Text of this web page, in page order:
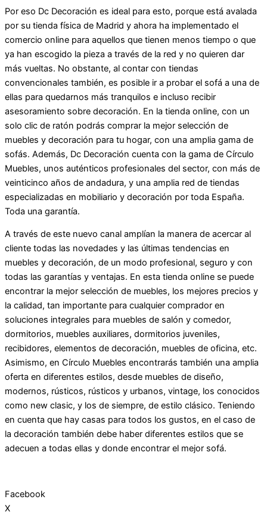
Por eso Dc Decoración es ideal para esto, porque está avalada
por su tienda física de Madrid y ahora ha implementado el
comercio online para aquellos que tienen menos tiempo o que
ya han escogido la pieza a través de la red y no quieren dar
más vueltas. No obstante, al contar con tiendas
convencionales también, es posible ir a probar el sofá a una de
ellas para quedarnos más tranquilos e incluso recibir
asesoramiento sobre decoración. En la tienda online, con un
solo clic de ratón podrás comprar la mejor selección de
muebles y decoración para tu hogar, con una amplia gama de
sofás. Además, Dc Decoración cuenta con la gama de Círculo
Muebles, unos auténticos profesionales del sector, con más de
veinticinco años de andadura, y una amplia red de tiendas
especializadas en mobiliario y decoración por toda España.
Toda una garantía.
A través de este nuevo canal amplían la manera de acercar al
cliente todas las novedades y las últimas tendencias en
muebles y decoración, de un modo profesional, seguro y con
todas las garantías y ventajas. En esta tienda online se puede
encontrar la mejor selección de muebles, los mejores precios y
la calidad, tan importante para cualquier comprador en
soluciones integrales para muebles de salón y comedor,
dormitorios, muebles auxiliares, dormitorios juveniles,
recibidores, elementos de decoración, muebles de oficina, etc.
Asimismo, en Círculo Muebles encontrarás también una amplia
oferta en diferentes estilos, desde muebles de diseño,
modernos, rústicos, rústicos y urbanos, vintage, los conocidos
como new clasic, y los de siempre, de estilo clásico. Teniendo
en cuenta que hay casas para todos los gustos, en el caso de
la decoración también debe haber diferentes estilos que se
adecuen a todas ellas y donde encontrar el mejor sofá.
Facebook
X